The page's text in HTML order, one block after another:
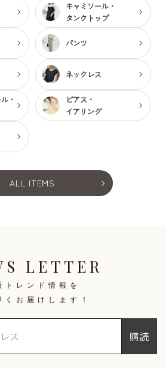
キャミソール・
タンクトップ
パンツ
ネックレス
・
ピアス・
イアリング
ALL ITEMS
LETTER
トレンド情報を
くお届けします！